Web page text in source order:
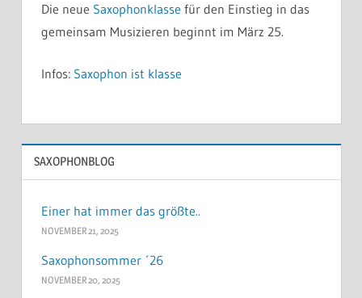
Die neue Saxophonklasse für den Einstieg in das
gemeinsam Musizieren beginnt im März 25.
Infos: Saxophon ist klasse
SAXOPHONBLOG
Einer hat immer das größte..
NOVEMBER 21, 2025
Saxophonsommer ´26
NOVEMBER 20, 2025